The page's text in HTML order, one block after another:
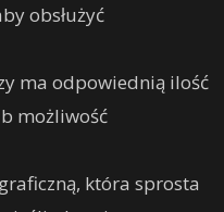
obsłużyć
ma odpowiednią ilość
możliwość
która sprosta